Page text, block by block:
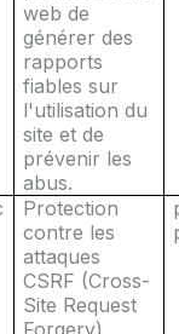
web de
générer des
rapports
fiables sur
l'utilisation du
site et de
prévenir les
abus.
Protection
contre les
attaques
CSRF (Cross-
Site Request
Forgery).